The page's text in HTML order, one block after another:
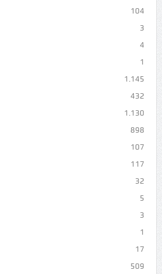
104
3
4
1
1.145
432
1.130
898
107
117
32
5
3
1
17
509